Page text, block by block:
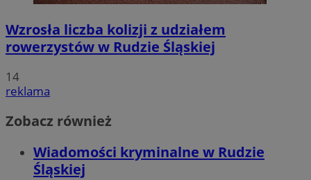
Wzrosła liczba kolizji z udziałem
rowerzystów w Rudzie Śląskiej
14
reklama
Zobacz również
Wiadomości kryminalne w Rudzie
Śląskiej